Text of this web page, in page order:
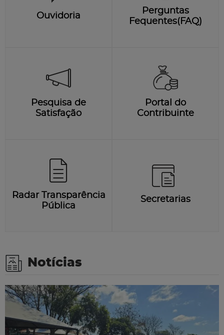
Ouvidoria
Perguntas
Fequentes(FAQ)
Pesquisa de
Satisfação
Portal do
Contribuinte
Radar Transparência
Pública
Secretarias
Notícias